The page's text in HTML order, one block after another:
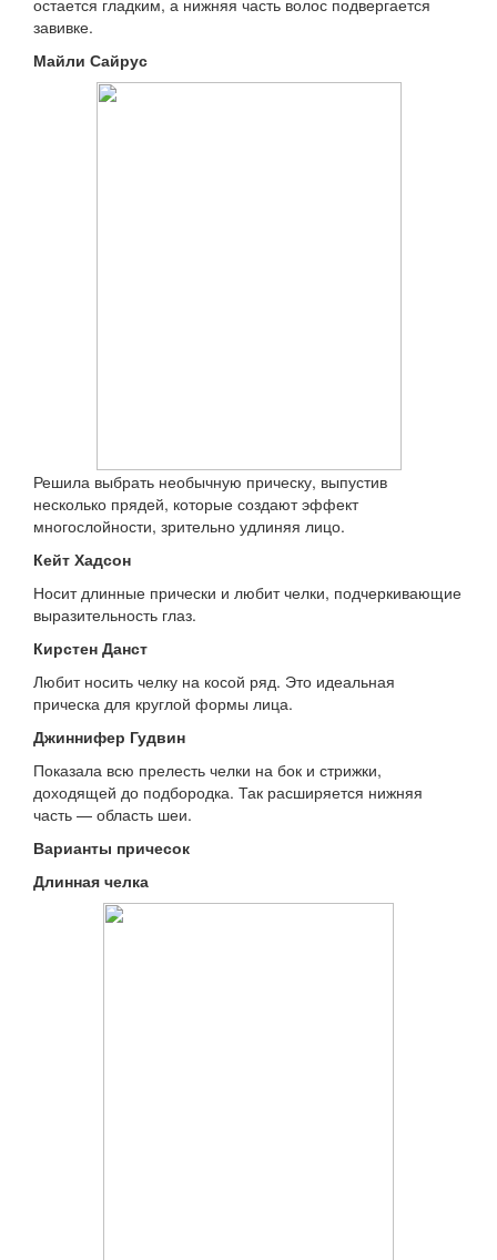
остается гладким, а нижняя часть волос подвергается
завивке.
Майли Сайрус
Решила выбрать необычную прическу, выпустив
несколько прядей, которые создают эффект
многослойности, зрительно удлиняя лицо.
Кейт Хадсон
Носит длинные прически и любит челки, подчеркивающие
выразительность глаз.
Кирстен Данст
Любит носить челку на косой ряд. Это идеальная
прическа для круглой формы лица.
Джиннифер Гудвин
Показала всю прелесть челки на бок и стрижки,
доходящей до подбородка. Так расширяется нижняя
часть — область шеи.
Варианты причесок
Длинная челка